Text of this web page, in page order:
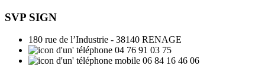
SVP SIGN
180 rue de l’Industrie - 38140 RENAGE
04 76 91 03 75
06 84 16 46 06